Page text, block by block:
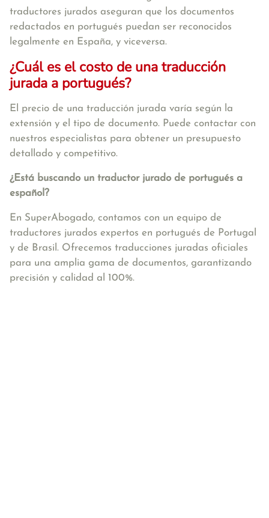
traductores jurados aseguran que los documentos
redactados en portugués puedan ser reconocidos
legalmente en España, y viceversa.
¿Cuál es el costo de una traducción
jurada a portugués?
El precio de una traducción jurada varía según la
extensión y el tipo de documento. Puede contactar con
nuestros especialistas para obtener un presupuesto
detallado y competitivo.
¿Está buscando un traductor jurado de portugués a
español?
En SuperAbogado, contamos con un equipo de
traductores jurados expertos en portugués de Portugal
y de Brasil. Ofrecemos traducciones juradas oficiales
para una amplia gama de documentos, garantizando
precisión y calidad al 100%.